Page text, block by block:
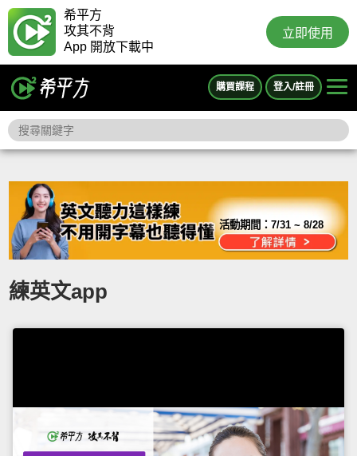
希平方
攻其不背
App 開放下載中
立即使用
購買課程 登入/註冊
活動期間：7/31 ~ 8/28
練英文app